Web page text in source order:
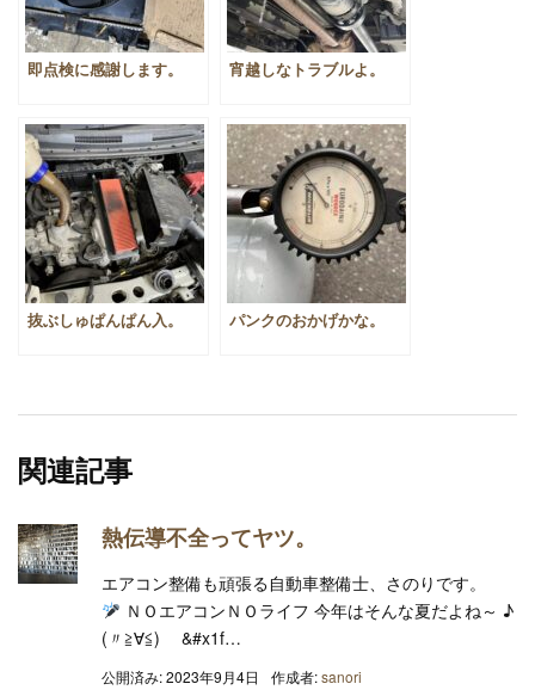
即点検に感謝します。 宵越しなトラブルよ。
抜ぶしゅぱんぱん入。 パンクのおかげかな。
関連記事
熱伝導不全ってヤツ。
エアコン整備も頑張る自動車整備士、さのりです。
ＮＯエアコンＮＯライフ 今年はそんな夏だよね～ ♪
(〃≧∀≦)ゞ &#x1f…
公開済み: 2023年9月4日 作成者:sanori